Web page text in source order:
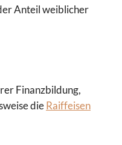
Anteil weiblicher
Finanzbildung,
dieRaiffeisen